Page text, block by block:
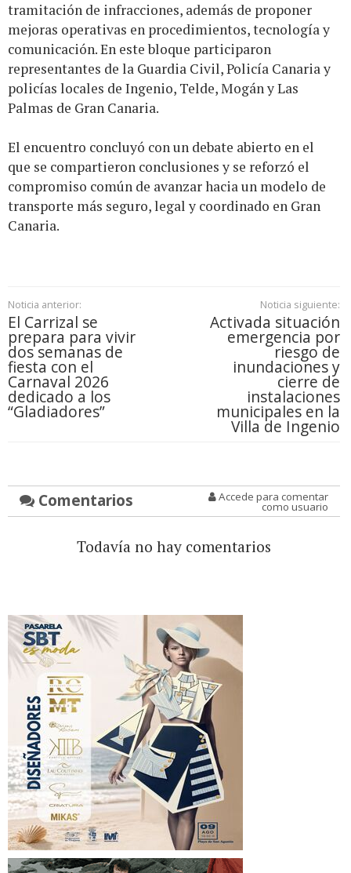
tramitación de infracciones, además de proponer
mejoras operativas en procedimientos, tecnología y
comunicación. En este bloque participaron
representantes de la Guardia Civil, Policía Canaria y
policías locales de Ingenio, Telde, Mogán y Las
Palmas de Gran Canaria.
El encuentro concluyó con un debate abierto en el
que se compartieron conclusiones y se reforzó el
compromiso común de avanzar hacia un modelo de
transporte más seguro, legal y coordinado en Gran
Canaria.
Noticia anterior:
El Carrizal se
prepara para vivir
dos semanas de
fiesta con el
Carnaval 2026
dedicado a los
“Gladiadores”
Noticia siguiente:
Activada situación
emergencia por
riesgo de
inundaciones y
cierre de
instalaciones
municipales en la
Villa de Ingenio
Comentarios Accede para comentar
como usuario
Todavía no hay comentarios